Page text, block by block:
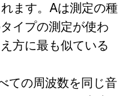
ます。Aは測定の種
イプの測定が使わ
方に最も似ている
ての周波数を同じ音